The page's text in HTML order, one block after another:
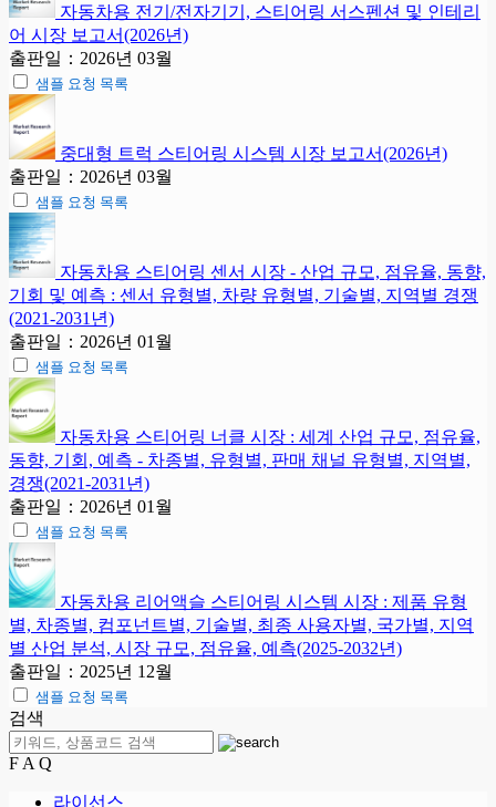
자동차용 전기/전자기기, 스티어링 서스펜션 및 인테리
어 시장 보고서(2026년)
출판일：2026년 03월
샘플 요청 목록
중대형 트럭 스티어링 시스템 시장 보고서(2026년)
출판일：2026년 03월
샘플 요청 목록
자동차용 스티어링 센서 시장 - 산업 규모, 점유율, 동향,
기회 및 예측 : 센서 유형별, 차량 유형별, 기술별, 지역별 경쟁
(2021-2031년)
출판일：2026년 01월
샘플 요청 목록
자동차용 스티어링 너클 시장 : 세계 산업 규모, 점유율,
동향, 기회, 예측 - 차종별, 유형별, 판매 채널 유형별, 지역별,
경쟁(2021-2031년)
출판일：2026년 01월
샘플 요청 목록
자동차용 리어액슬 스티어링 시스템 시장 : 제품 유형
별, 차종별, 컴포넌트별, 기술별, 최종 사용자별, 국가별, 지역
별 산업 분석, 시장 규모, 점유율, 예측(2025-2032년)
출판일：2025년 12월
샘플 요청 목록
검색
F A Q
라이선스